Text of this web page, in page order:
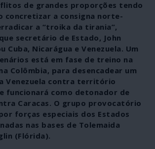
de grandes proporções tendo
concretizar a consigna norte-
a “troika da tirania”,
secretário de Estado, John
Cuba, Nicarágua e Venezuela. Um
está em fase de treino na
Colômbia, para desencadear um
Venezuela contra território
funcionará como detonador de
Caracas. O grupo provocatório
forças especiais dos Estados
nas bases de Tolemaida
(Flórida).